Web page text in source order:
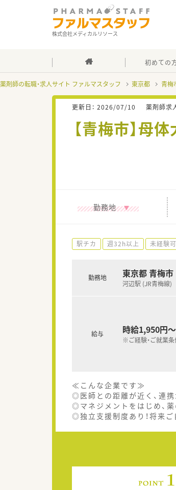
株式会社メディカルリソース
初めての
薬剤師の転職・求人サイト ファルマスタッフ 東京都 青梅
更新日： 2026/07/10 薬剤師求
【青梅市】
勤務地
駅チカ 週32h以上 未経験可
勤務地 東京都 青梅市
河辺駅 (JR青梅線)
給与 時給1,950円
※ご経験・ご就業
≪こんな企業です≫
◎医師との距離が近く、連
◎マネジメントをはじめ、
◎独立支援制度あり！将来